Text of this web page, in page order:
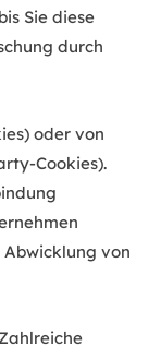
Sie diese
durch
oder von
Cookies).
Abwicklung von